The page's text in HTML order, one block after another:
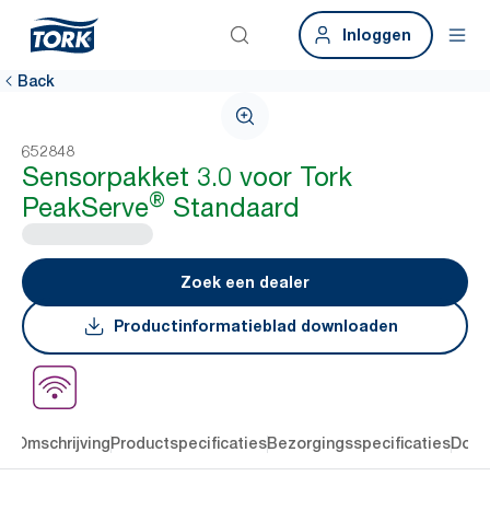
Inloggen
Back
652848
Sensorpakket 3.0 voor Tork
PeakServe® Standaard
Zoek een dealer
Productinformatieblad downloaden
OmschrijvingProductspecificatiesBezorgingsspecificaties